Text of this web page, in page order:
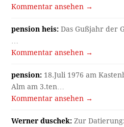
Kommentar ansehen →
pension heis: Das Gußjahr der
…
Kommentar ansehen →
pension: 18.Juli 1976 am
Alm am 3.ten…
Kommentar ansehen →
Werner duschek: Zur